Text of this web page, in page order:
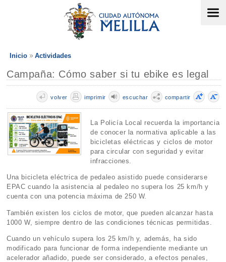
Inicio Actividades
Campaña: Cómo saber si tu ebike es legal
compartir
escuchar
imprimir
volver
La Policía Local recuerda la importancia
de conocer la normativa aplicable a las
bicicletas eléctricas y ciclos de motor
para circular con seguridad y evitar
infracciones.
Una bicicleta eléctrica de pedaleo asistido puede considerarse
EPAC cuando la asistencia al pedaleo no supera los 25 km/h y
cuenta con una potencia máxima de 250 W.
También existen los ciclos de motor, que pueden alcanzar hasta
1000 W, siempre dentro de las condiciones técnicas permitidas.
Cuando un vehículo supera los 25 km/h y, además, ha sido
modificado para funcionar de forma independiente mediante un
acelerador añadido, puede ser considerado, a efectos penales,